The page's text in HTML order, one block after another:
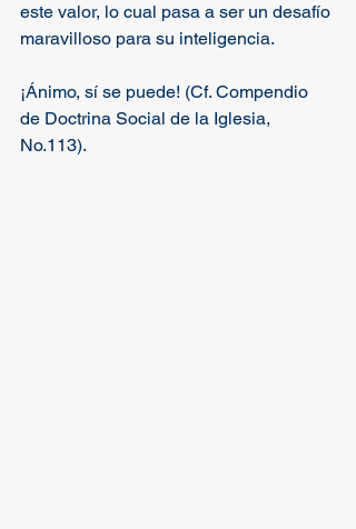
este valor, lo cual pasa a ser un desafío
maravilloso para su inteligencia.
¡Ánimo, sí se puede! (Cf. Compendio
de Doctrina Social de la Iglesia,
No.113).